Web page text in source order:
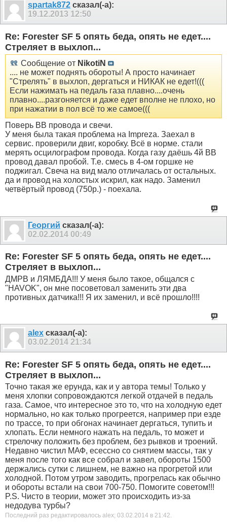
spartak872 сказал(-а):
19.12.2013 12:50
Re: Forester SF 5 опять беда, опять не едет....
Стреляет в выхлоп...
Сообщение от NikotiN
.... не может поднять обороты! А просто начинает
"Стрелять" в выхлоп, дергаться и НИКАК не едет!(((
Если нажимать на педаль газа плавно....очень
плавно....разгоняется и даже едет вполне не плохо, но
при нажатии в пол всё то же самое(((
Поверь ВВ провода и свечи.
У меня была такая проблема на Impreza. Заехал в
сервис. проверили двиг, коробку. Всё в норме. стали
мерять осцилографом провода. Когда газу даёшь 4й ВВ
провод давал пробой. Т.е. смесь в 4-ом горшке не
поджигал. Свеча на вид мало отличалась от остальных.
да и провод на холостых искрил, как надо. Заменил
четвёртый провод (750р.) - поехала.
Георгий сказал(-а):
02.02.2014 00:49
Re: Forester SF 5 опять беда, опять не едет....
Стреляет в выхлоп...
ДМРВ и ЛЯМБДА!!! У меня было такое, общался с
"HAVOK", он мне посоветовал заменить эти два
противных датчика!!! Я их заменил, и всё прошло!!!!
alex сказал(-а):
03.02.2014 21:34
Re: Forester SF 5 опять беда, опять не едет....
Стреляет в выхлоп...
Точно такая же ерунда, как и у автора темы! Только у
меня хлопки сопровождаются легкой отдачей в педаль
газа. Самое, что интересное это то, что на холодную едет
нормально, но как только прогреется, например при езде
по трассе, то при обгонах начинает дергаться, тупить и
хлопать. Если немного нажать на педаль, то может и
стрелочку положить без проблем, без рывков и троений.
Недавно чистил МАФ, есессно со снятием массы, так у
меня после того как все собрал и завел, обороты 1500
держались сутки с лишнем, не важно на прогретой или
холодной. Потом утром заводить, прогрелась как обычно
и обороты встали на свои 700-750. Помогите советом!!!
P.S. Чисто в теории, может это происходить из-за
недодува турбы?
Последний раз редактировалось alex; 03.02.2014 в 21:42.